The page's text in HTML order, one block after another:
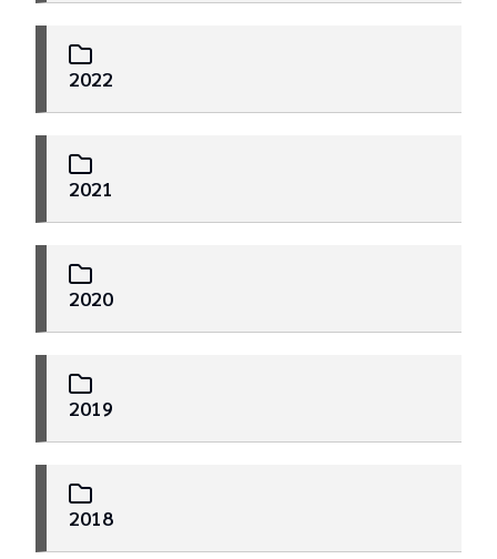
2022
2021
2020
2019
2018